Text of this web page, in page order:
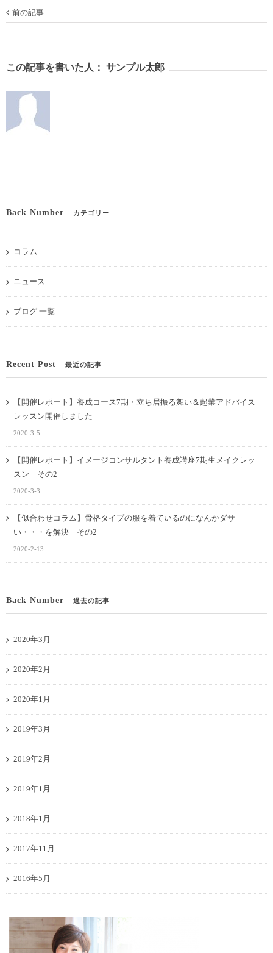
前の記事
この記事を書いた人： サンプル太郎
Back Number カテゴリー
コラム
ニュース
ブログ 一覧
Recent Post 最近の記事
【開催レポート】養成コース7期・立ち居振る舞い＆起業アドバイス
レッスン開催しました
2020-3-5
【開催レポート】イメージコンサルタント養成講座7期生メイクレッ
スン その2
2020-3-3
【似合わせコラム】骨格タイプの服を着ているのになんかダサ
い・・・を解決 その2
2020-2-13
Back Number 過去の記事
2020年3月
2020年2月
2020年1月
2019年3月
2019年2月
2019年1月
2018年1月
2017年11月
2016年5月